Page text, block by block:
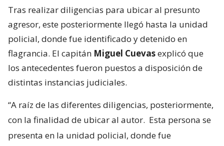
Tras realizar diligencias para ubicar al presunto
agresor, este posteriormente llegó hasta la unidad
policial, donde fue identificado y detenido en
flagrancia. El capitán Miguel Cuevasexplicó que
los antecedentes fueron puestos a disposición de
distintas instancias judiciales.
“A raíz de las diferentes diligencias, posteriormente,
con la finalidad de ubicar al autor. Esta persona se
presenta en la unidad policial, donde fue